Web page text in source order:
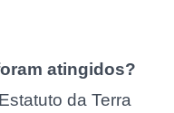
atingidos?
da Terra